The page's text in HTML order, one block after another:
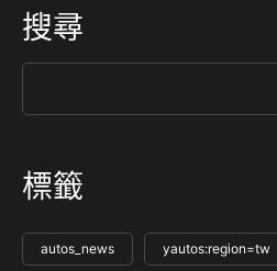
搜尋
標籤
autos_news yautos:region=tw